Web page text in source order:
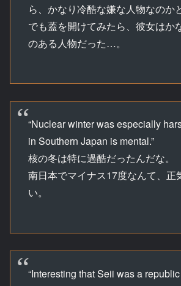
ら、かなり冷酷な嫌な人物なのか
でも蓋を開けてみたら、彼女はか
のある人物だった…。
“Nuclear winter was especially
in Southern Japan is mental.”
核の冬は特に過酷だったんだな。
南日本でマイナス17度なんて、正
い。
“Interesting that Seii was a